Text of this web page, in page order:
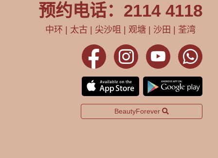
预约电话：2114 4118
中环 | 太古 | 尖沙咀 | 观塘 | 沙田 | 荃湾
BeautyForever